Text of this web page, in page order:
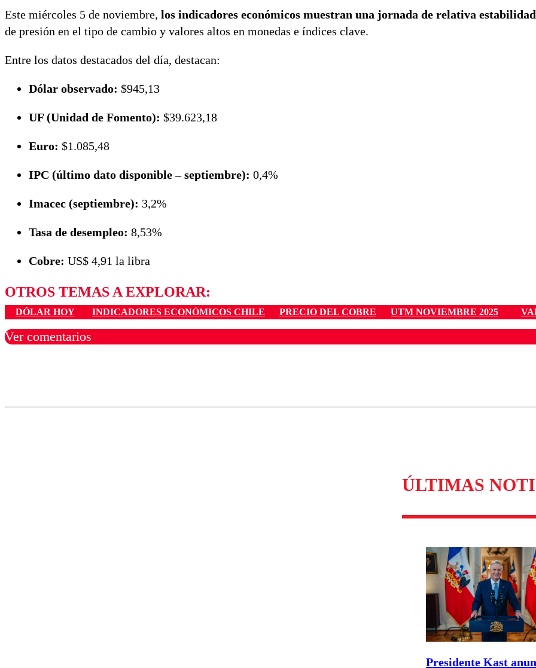
Este miércoles 5 de noviembre, los indicadores económicos muestran una jornada de relativa estabilidad
de presión en el tipo de cambio y valores altos en monedas e índices clave.
Entre los datos destacados del día, destacan:
Dólar observado: $945,13
UF (Unidad de Fomento): $39.623,18
Euro: $1.085,48
IPC (último dato disponible – septiembre): 0,4%
Imacec (septiembre): 3,2%
Tasa de desempleo: 8,53%
Cobre: US$ 4,91 la libra
OTROS TEMAS A EXPLORAR:
DÓLAR HOY INDICADORES ECONÓMICOS CHILE PRECIO DEL COBRE UTM NOVIEMBRE 2025
Ver comentarios
ÚLTIMAS
Presidente Kast